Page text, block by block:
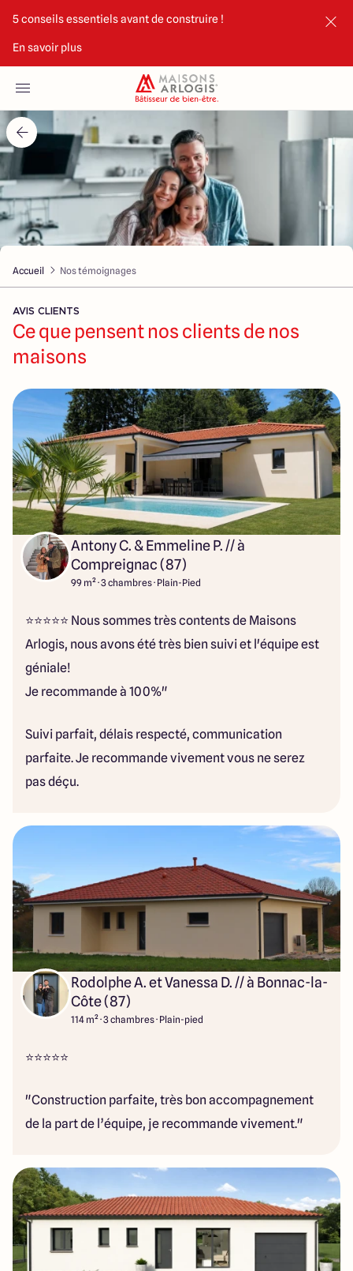
5 conseils essentiels avant de construire !
En savoir plus
Nos maisons
Nos annonces
Votre projet
Maisons ARLOGIS Limoges
14 Rue Léonard Trompillon
4.4 4.8
Accueil Nos témoignages
AVIS CLIENTS
Ce que pensent nos clients de nos
maisons
Antony C. & Emmeline P. // à
Compreignac (87)
99 m² · 3 chambres · Plain-Pied
⭐⭐⭐⭐⭐ Nous sommes très contents de Maisons
Arlogis, nous avons été très bien suivi et l'équipe est
géniale!
Je recommande à 100%"
Suivi parfait, délais respecté, communication
parfaite. Je recommande vivement vous ne serez
pas déçu.
Rodolphe A. et Vanessa D. // à Bonnac-la-
Côte (87)
114 m² · 3 chambres · Plain-pied
⭐️⭐️⭐️⭐️⭐️
"Construction parfaite, très bon accompagnement
de la part de l’équipe, je recommande vivement."